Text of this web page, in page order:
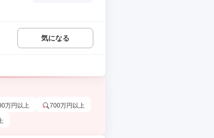
気になる
万円以上 700万円以上